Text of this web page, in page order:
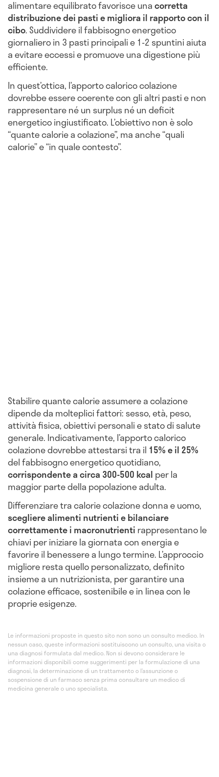
alimentare equilibrato favorisce unacorretta
distribuzione dei pasti e migliora il rapporto con il
cibo. Suddividere il fabbisogno energetico
giornaliero in 3 pasti principali e 1-2 spuntini aiuta
a evitare eccessi e promuove una digestione più
efficiente.
In quest’ottica, l’apporto calorico colazione
dovrebbe essere coerente con gli altri pasti e non
rappresentare né un surplus né un deficit
energetico ingiustificato. L’obiettivo non è solo
“quante calorie a colazione”, ma anche “quali
calorie” e “in quale contesto”.
Stabilire quante calorie assumere a colazione
dipende da molteplici fattori: sesso, età, peso,
attività fisica, obiettivi personali e stato di salute
generale. Indicativamente, l’apporto calorico
colazione dovrebbe attestarsi tra il 15% e il 25%
del fabbisogno energetico quotidiano,
corrispondente a circa 300-500 kcal per la
maggior parte della popolazione adulta.
Differenziare tra calorie colazione donna e uomo,
scegliere alimenti nutrienti e bilanciare
correttamente i macronutrienti rappresentano le
chiavi per iniziare la giornata con energia e
favorire il benessere a lungo termine. L’approccio
migliore resta quello personalizzato, definito
insieme a un nutrizionista, per garantire una
colazione efficace, sostenibile e in linea con le
proprie esigenze.
Le informazioni proposte in questo sito non sono un consulto medico. In
nessun caso, queste informazioni sostituiscono un consulto, una visita o
una diagnosi formulata dal medico. Non si devono considerare le
informazioni disponibili come suggerimenti per la formulazione di una
diagnosi, la determinazione di un trattamento o l’assunzione o
sospensione di un farmaco senza prima consultare un medico di
medicina generale o uno specialista.